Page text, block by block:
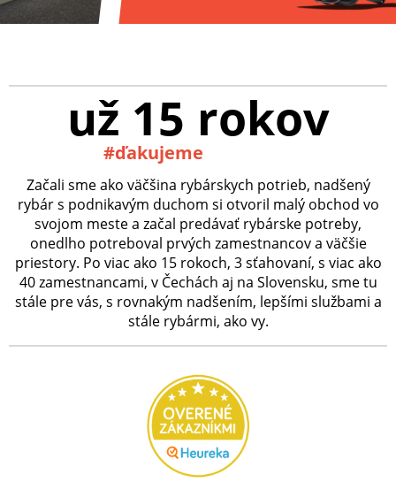
už 15 rokov
#ďakujeme
Začali sme ako väčšina rybárskych potrieb, nadšený
rybár s podnikavým duchom si otvoril malý obchod vo
svojom meste a začal predávať rybárske potreby,
onedlho potreboval prvých zamestnancov a väčšie
priestory. Po viac ako 15 rokoch, 3 sťahovaní, s viac ako
40 zamestnancami, v Čechách aj na Slovensku, sme tu
stále pre vás, s rovnakým nadšením, lepšími službami a
stále rybármi, ako vy.